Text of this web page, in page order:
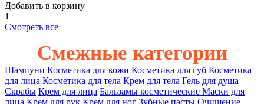
Добавить в корзину
1
Смотреть все
Смежные категории
Шампуни Косметика для кожи Косметика для губ Косметика
для лица Косметика для тела Крем для тела Гель для душа
Скрабы Крем для лица Бальзамы косметические Маски для